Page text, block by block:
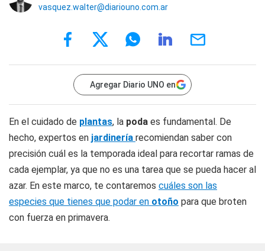
vasquez.walter@diariouno.com.ar
Agregar Diario UNO en
En el cuidado de plantas, la poda es fundamental. De
hecho, expertos en jardinería recomiendan saber con
precisión cuál es la temporada ideal para recortar ramas de
cada ejemplar, ya que no es una tarea que se pueda hacer al
azar. En este marco, te contaremos cuáles son las
especies que tienes que podar en otoño para que broten
con fuerza en primavera.